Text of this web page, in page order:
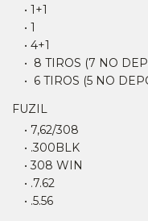
• 1+1
• 1
• 4+1
• 8 TIROS (7 NO
• 6 TIROS (5 NO
FUZIL
• 7,62/308
• .300BLK
• 308 WIN
• .7.62
• .5.56